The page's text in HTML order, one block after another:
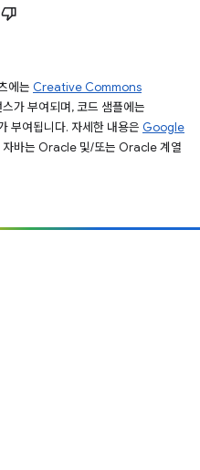
에는 Creative Commons
가 부여되며, 코드 샘플에는
부여됩니다. 자세한 내용은 Google
자바는 Oracle 및/또는 Oracle 계열